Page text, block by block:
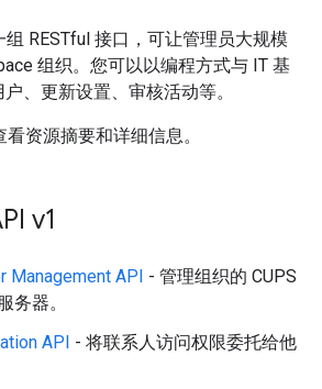
组 RESTful 接口，可让管理员大规模
组织。您可以以编程方式与 IT 基
、更新设置、审核活动等。
资源摘要和详细信息。
v1
Management API - 管理组织的 CUPS
务器。
API - 将联系人访问权限委托给他